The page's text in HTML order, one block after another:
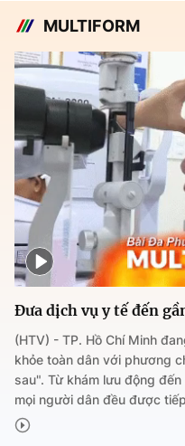
MULTIFORM
Đưa dịch vụ y tế đến
(HTV) - TP. Hồ Chí Minh
khỏe toàn dân với phương
sau". Từ khám lưu động
mọi người dân đều được